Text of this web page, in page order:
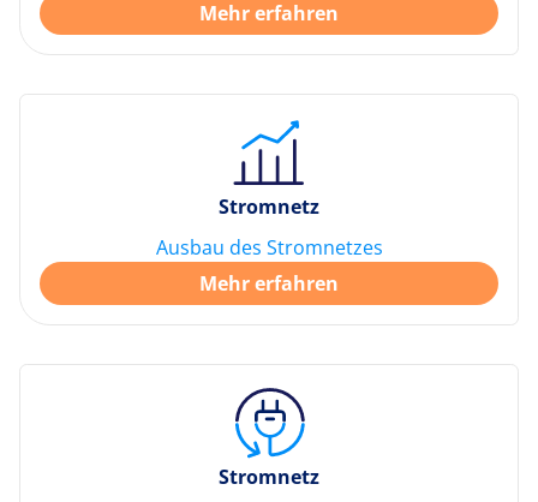
Mehr erfahren
Stromnetz
Ausbau des Stromnetzes
Mehr erfahren
Stromnetz